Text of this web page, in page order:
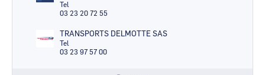
Tel
03 23 20 72 55
TRANSPORTS DELMOTTE SAS
Tel
03 23 97 57 00